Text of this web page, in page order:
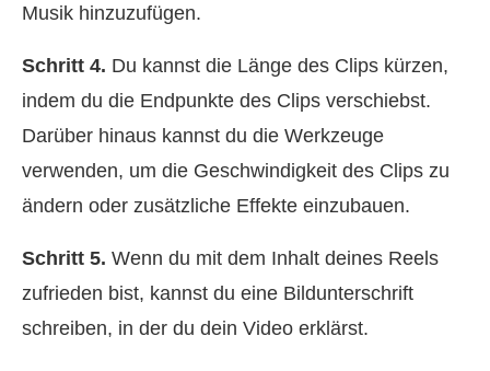
Musik hinzuzufügen.
Schritt 4. Du kannst die Länge des Clips kürzen,
indem du die Endpunkte des Clips verschiebst.
Darüber hinaus kannst du die Werkzeuge
verwenden, um die Geschwindigkeit des Clips zu
ändern oder zusätzliche Effekte einzubauen.
Schritt 5. Wenn du mit dem Inhalt deines Reels
zufrieden bist, kannst du eine Bildunterschrift
schreiben, in der du dein Video erklärst.